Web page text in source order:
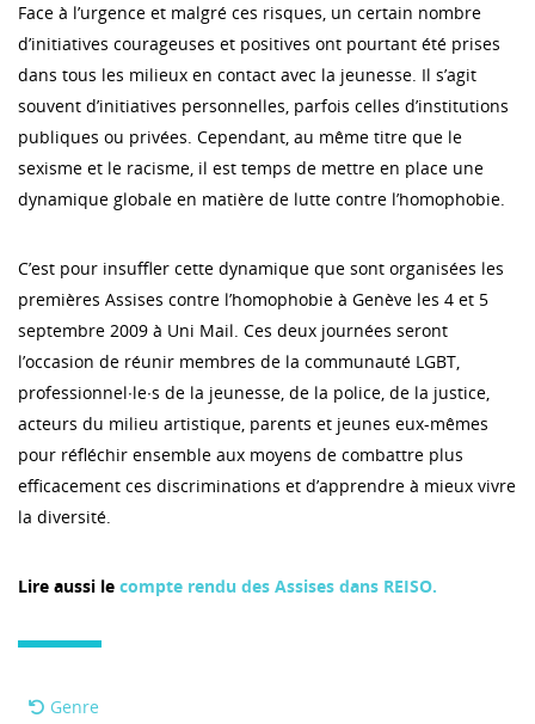
Face à l’urgence et malgré ces risques, un certain nombre
d’initiatives courageuses et positives ont pourtant été prises
dans tous les milieux en contact avec la jeunesse. Il s’agit
souvent d’initiatives personnelles, parfois celles d’institutions
publiques ou privées. Cependant, au même titre que le
sexisme et le racisme, il est temps de mettre en place une
dynamique globale en matière de lutte contre l’homophobie.
C’est pour insuffler cette dynamique que sont organisées les
premières Assises contre l’homophobie à Genève les 4 et 5
septembre 2009 à Uni Mail. Ces deux journées seront
l’occasion de réunir membres de la communauté LGBT,
professionnel∙le∙s de la jeunesse, de la police, de la justice,
acteurs du milieu artistique, parents et jeunes eux-mêmes
pour réfléchir ensemble aux moyens de combattre plus
efficacement ces discriminations et d’apprendre à mieux vivre
la diversité.
Lire aussi le compte rendu des Assises dans REISO.
Genre